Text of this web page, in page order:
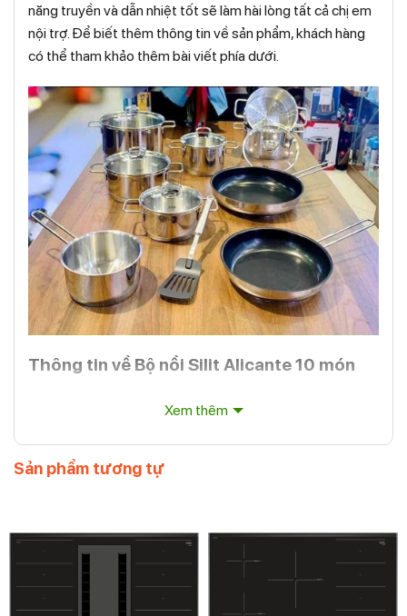
năng truyền và dẫn nhiệt tốt sẽ làm hài lòng tất cả chị em
nội trợ. Để biết thêm thông tin về sản phẩm, khách hàng
có thể tham khảo thêm bài viết phía dưới.
Thông tin về Bộ nồi Silit Alicante 10 món
Tên quốc tế: Silit Alicante Kochgeschirr-Set, 10-teilig
Trọng lượng: 11,31 kg
Chất liệu: Thép không gỉ Cromargan
vật liệu chắc chắn, thiết kế tinh tế
Đặc điểm nổi bật của Bộ nồi Silit Alicante
10 món
Xem thêm
Sản phẩm tương tự